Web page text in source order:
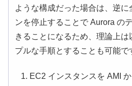
ような構成だった場合は、逆に
ンを停止することで Aurora の
きることになるため、理論上
プルな手順とすることも可能で
EC2 インスタンスを AMI